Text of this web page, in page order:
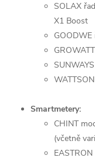
SOLAX
X1 Boost
GOODWE
Smartmetery:
CHINT
(včetně